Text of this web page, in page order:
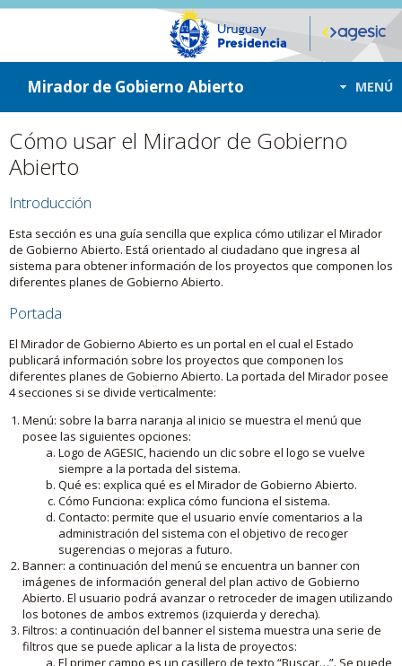
ir a contenido
ir al menú
Mirador de Gobierno Abierto MENÚ
Cómo usar el Mirador de Gobierno
Abierto
Introducción
Esta sección es una guía sencilla que explica cómo utilizar el Mirador
de Gobierno Abierto. Está orientado al ciudadano que ingresa al
sistema para obtener información de los proyectos que componen los
diferentes planes de Gobierno Abierto.
Portada
El Mirador de Gobierno Abierto es un portal en el cual el Estado
publicará información sobre los proyectos que componen los
diferentes planes de Gobierno Abierto. La portada del Mirador posee
4 secciones si se divide verticalmente:
Menú: sobre la barra naranja al inicio se muestra el menú que
posee las siguientes opciones:
Logo de AGESIC, haciendo un clic sobre el logo se vuelve
siempre a la portada del sistema.
Qué es: explica qué es el Mirador de Gobierno Abierto.
Cómo Funciona: explica cómo funciona el sistema.
Contacto: permite que el usuario envíe comentarios a la
administración del sistema con el objetivo de recoger
sugerencias o mejoras a futuro.
Banner: a continuación del menú se encuentra un banner con
imágenes de información general del plan activo de Gobierno
Abierto. El usuario podrá avanzar o retroceder de imagen utilizando
los botones de ambos extremos (izquierda y derecha).
Filtros: a continuación del banner el sistema muestra una serie de
filtros que se puede aplicar a la lista de proyectos:
El primer campo es un casillero de texto “Buscar…”. Se puede